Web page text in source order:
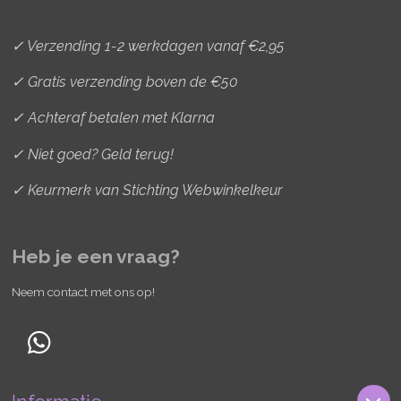
✓ Verzending 1-2 werkdagen vanaf €2,95
✓ Gratis verzending boven de €50
✓ Achteraf betalen met Klarna
✓ Niet goed? Geld terug!
✓ Keurmerk van Stichting Webwinkelkeur
Heb je een vraag?
Neem contact met ons op!
W